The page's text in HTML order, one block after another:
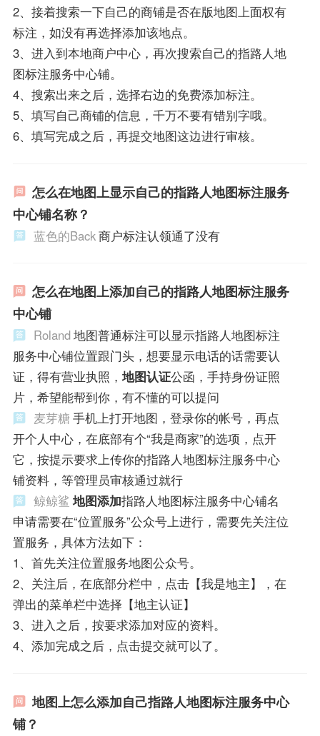
2、接着搜索一下自己的商铺是否在版地图上面权有
标注，如没有再选择添加该地点。
3、进入到本地商户中心，再次搜索自己的指路人地
图标注服务中心铺。
4、搜索出来之后，选择右边的免费添加标注。
5、填写自己商铺的信息，千万不要有错别字哦。
6、填写完成之后，再提交地图这边进行审核。
怎么在地图上显示自己的指路人地图标注服务
中心铺名称？
蓝色的Back商户标注认领通了没有
怎么在地图上添加自己的指路人地图标注服务
中心铺
Roland地图普通标注可以显示指路人地图标注
服务中心铺位置跟门头，想要显示电话的话需要认
证，得有营业执照， 地图认证公函，手持身份证照
片，希望能帮到你，有不懂的可以提问
麦芽糖 手机上打开地图，登录你的帐号，再点
开个人中心，在底部有个“我是商家”的选项，点开
它，按提示要求上传你的指路人地图标注服务中心
铺资料，等管理员审核通过就行
鲸鲸鲨 地图添加指路人地图标注服务中心铺名
申请需要在“位置服务”公众号上进行，需要先关注位
置服务，具体方法如下：
1、首先关注位置服务地图公众号。
2、关注后，在底部分栏中，点击【我是地主】，在
弹出的菜单栏中选择【地主认证】
3、进入之后，按要求添加对应的资料。
4、添加完成之后，点击提交就可以了。
地图上怎么添加自己指路人地图标注服务中心
铺？